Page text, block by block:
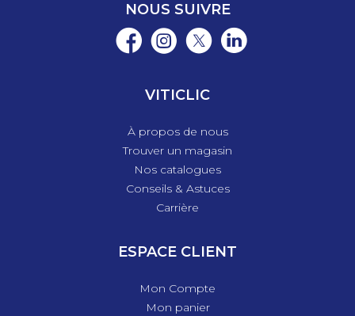
NOUS SUIVRE
VITICLIC
À propos de nous
Trouver un magasin
Nos catalogues
Conseils & Astuces
Carrière
ESPACE CLIENT
Mon Compte
Mon panier